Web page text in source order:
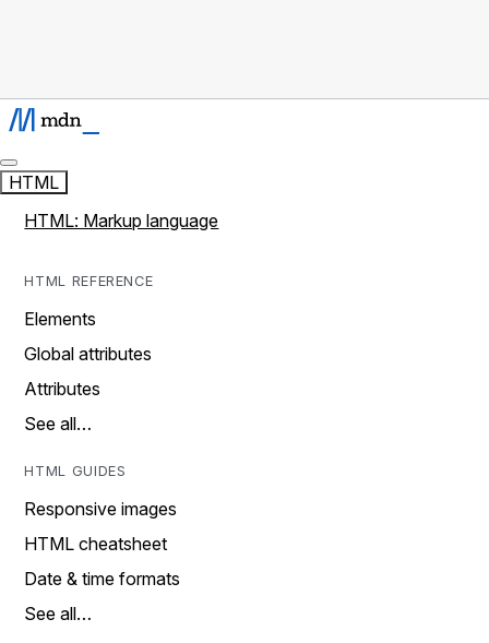
HTML
HTML: Markup language
HTML REFERENCE
Elements
Global attributes
Attributes
See all…
HTML GUIDES
Responsive images
HTML cheatsheet
Date & time formats
See all…